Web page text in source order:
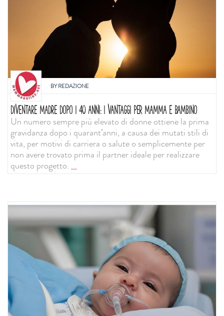
BYREDAZIONE
DIVENTARE MADRE DOPO I 40 ANNI: I VANTAGGI PER MAMMA E BAMBINO
Un numero sempre più elevato di donne ottiene la prima
gravidanza dopo i quarant’anni, a causa dei mutati stili di
vita, per motivi di carriera o salute o semplicemente per
non avere trovato prima il partner ideale per realizzare
questo progetto....